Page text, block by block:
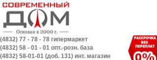
(4832) 77 - 78 - 78 гипермаркет
(4832) 58 - 01 - 01 опт.-розн. база
(4832) 58-01-01 (доб. 131) инт. магазин